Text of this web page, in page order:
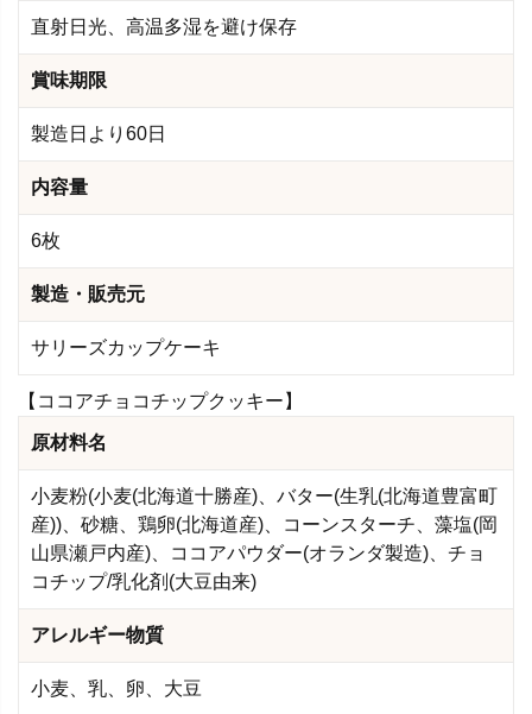
直射日光、高温多湿を避け保存
賞味期限
製造日より60日
内容量
6枚
製造・販売元
サリーズカップケーキ
【ココアチョコチップクッキー】
原材料名
小麦粉(小麦(北海道十勝産)、バター(生乳(北海道豊富町
産))、砂糖、鶏卵(北海道産)、コーンスターチ、藻塩(岡
山県瀬戸内産)、ココアパウダー(オランダ製造)、チョ
コチップ/乳化剤(大豆由来)
アレルギー物質
小麦、乳、卵、大豆